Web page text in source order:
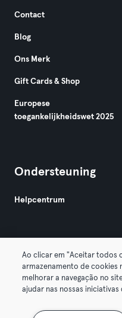
Contact
Blog
Ons Merk
Gift Cards & Shop
Europese
toegankelijkheidswet 2025
Ondersteuning
Helpcentrum
Algemene Voorwaarden
Membership opzeggen
Ao clicar em "Aceitar todos
armazenamento de cookies
melhorar a navegação no
ajudar nas nossas iniciativas